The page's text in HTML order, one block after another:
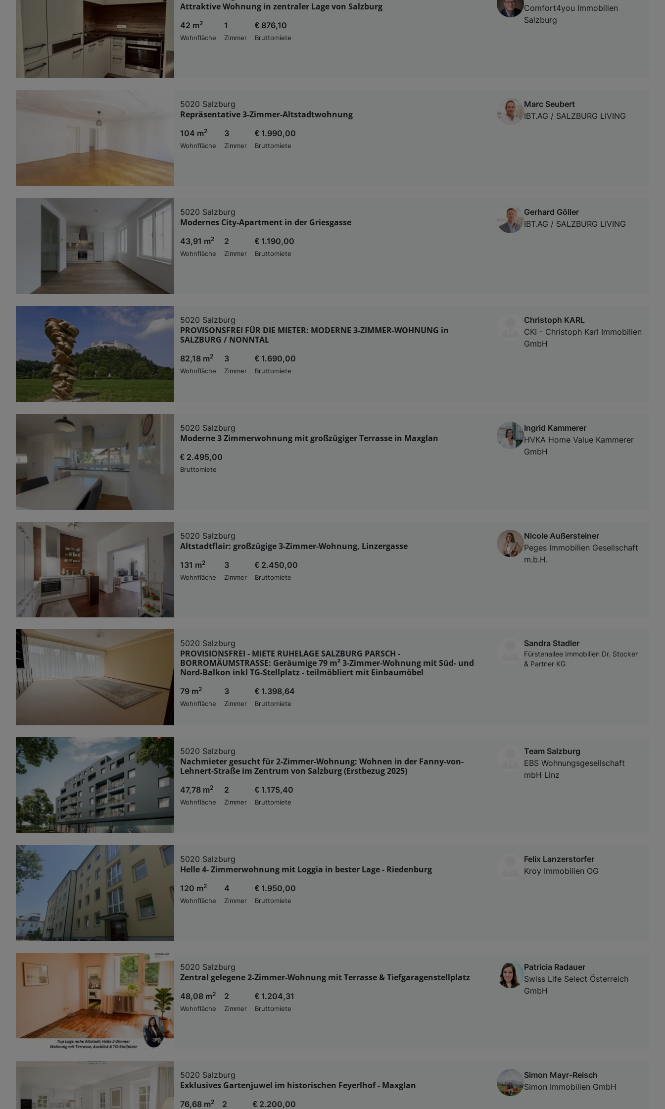
Attraktive Wohnung in zentraler Lage von Salzburg
42 m2
Wohnfläche
1
Zimmer
€ 876,10
Bruttomiete
Comfort4you Immobilien
Salzburg
5020 Salzburg
Repräsentative 3-Zimmer-Altstadtwohnung
104 m2
Wohnfläche
3
Zimmer
€ 1.990,00
Bruttomiete
Marc Seubert
IBT.AG / SALZBURG LIVING
5020 Salzburg
Modernes City-Apartment in der Griesgasse
43,91 m2
Wohnfläche
2
Zimmer
€ 1.190,00
Bruttomiete
Gerhard Göller
IBT.AG / SALZBURG LIVING
5020 Salzburg
PROVISONSFREI FÜR DIE MIETER: MODERNE 3-ZIMMER-WOHNUNG in
SALZBURG / NONNTAL
82,18 m2
Wohnfläche
3
Zimmer
€ 1.690,00
Bruttomiete
Christoph KARL
CKI - Christoph Karl Immobilien
GmbH
5020 Salzburg
Moderne 3 Zimmerwohnung mit großzügiger Terrasse in Maxglan
€ 2.495,00
Bruttomiete
Ingrid Kammerer
HVKA Home Value Kammerer
GmbH
5020 Salzburg
Altstadtflair: großzügige 3-Zimmer-Wohnung, Linzergasse
131 m2
Wohnfläche
3
Zimmer
€ 2.450,00
Bruttomiete
Nicole Außersteiner
Peges Immobilien Gesellschaft
m.b.H.
5020 Salzburg
PROVISIONSFREI - MIETE RUHELAGE SALZBURG PARSCH -
BORROMÄUMSTRASSE: Geräumige 79 m² 3-Zimmer-Wohnung mit Süd- und
Nord-Balkon inkl TG-Stellplatz - teilmöbliert mit Einbaumöbel
79 m2
Wohnfläche
3
Zimmer
€ 1.398,64
Bruttomiete
Sandra Stadler
Fürstenallee Immobilien Dr. Stocker
& Partner KG
5020 Salzburg
Nachmieter gesucht für 2-Zimmer-Wohnung: Wohnen in der Fanny-von-
Lehnert-Straße im Zentrum von Salzburg (Erstbezug 2025)
47,78 m2
Wohnfläche
2
Zimmer
€ 1.175,40
Bruttomiete
Team Salzburg
EBS Wohnungsgesellschaft
mbH Linz
5020 Salzburg
Helle 4- Zimmerwohnung mit Loggia in bester Lage - Riedenburg
120 m2
Wohnfläche
4
Zimmer
€ 1.950,00
Bruttomiete
Felix Lanzerstorfer
Kroy Immobilien OG
5020 Salzburg
Zentral gelegene 2-Zimmer-Wohnung mit Terrasse & Tiefgaragenstellplatz
48,08 m2
Wohnfläche
2
Zimmer
€ 1.204,31
Bruttomiete
Patricia Radauer
Swiss Life Select Österreich
GmbH
5020 Salzburg
Exklusives Gartenjuwel im historischen Feyerlhof - Maxglan
76,68 m2 2 € 2.200,00
Simon Mayr-Reisch
Simon Immobilien GmbH